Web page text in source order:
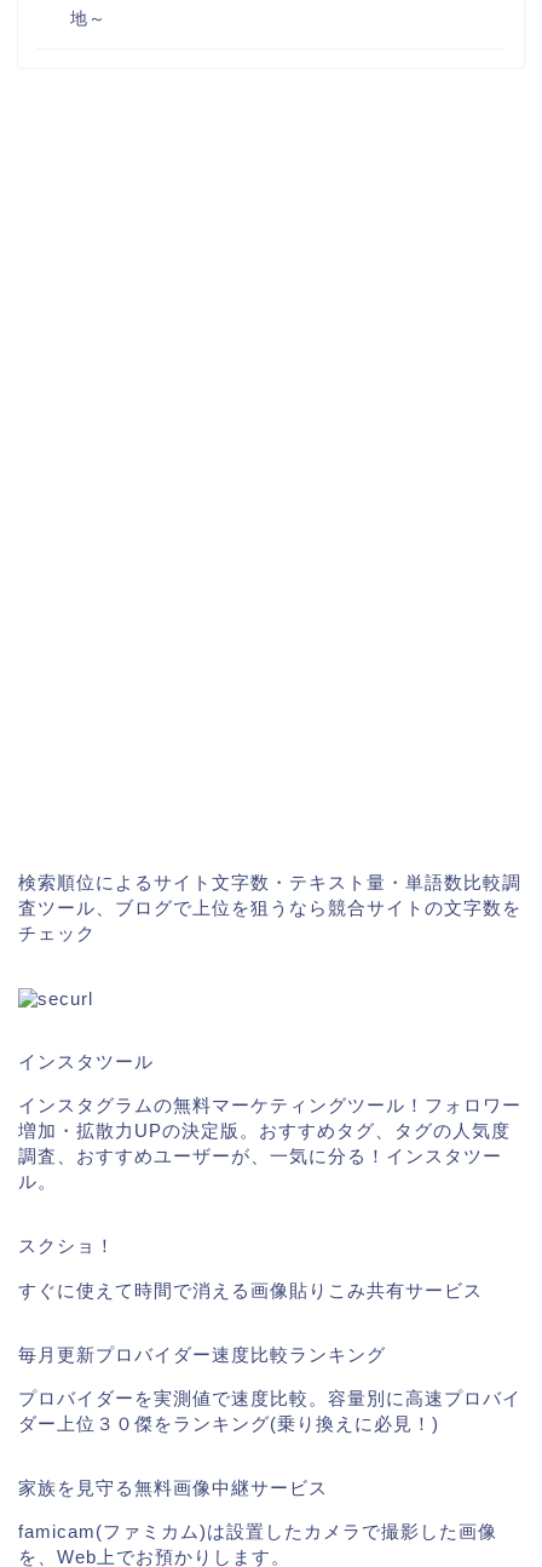
地～
検索順位によるサイト文字数・テキスト量・単語数比較調
査ツール、ブログで上位を狙うなら競合サイトの文字数を
チェック
インスタツール
インスタグラムの無料マーケティングツール！フォロワー
増加・拡散力UPの決定版。おすすめタグ、タグの人気度
調査、おすすめユーザーが、一気に分る！インスタツー
ル。
スクショ！
すぐに使えて時間で消える画像貼りこみ共有サービス
毎月更新プロバイダー速度比較ランキング
プロバイダーを実測値で速度比較。容量別に高速プロバイ
ダー上位３０傑をランキング(乗り換えに必見！)
家族を見守る無料画像中継サービス
famicam(ファミカム)は設置したカメラで撮影した画像
を、Web上でお預かりします。
掲載実績